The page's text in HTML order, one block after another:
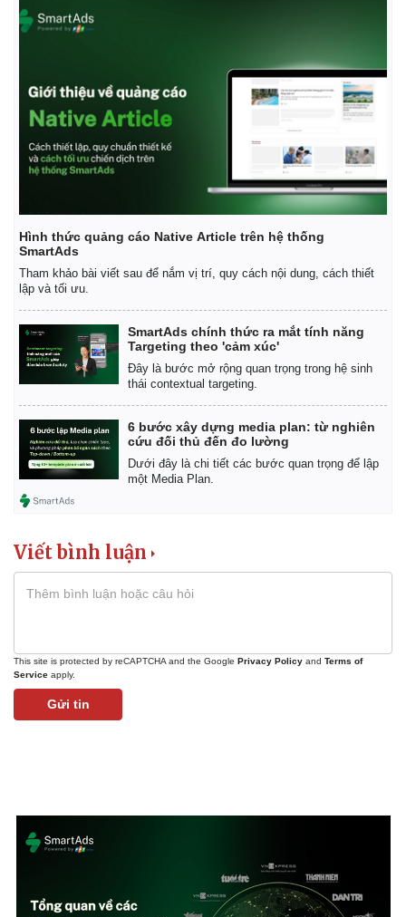
Quan sát
Cuộc sống đó đây
Infographic
Hình thức quảng cáo Native Article trên hệ thống
SmartAds
Tham khảo bài viết sau để nắm vị trí, quy cách nội dung, cách thiết
lập và tối ưu.
SmartAds chính thức ra mắt tính năng
Targeting theo 'cảm xúc'
Đây là bước mở rộng quan trọng trong hệ sinh
thái contextual targeting.
6 bước xây dựng media plan: từ nghiên
cứu đối thủ đến đo lường
Dưới đây là chi tiết các bước quan trọng để lập
một Media Plan.
Viết bình luận
This site is protected by reCAPTCHA and the Google Privacy Policy and Terms of
Service apply.
Gửi tin